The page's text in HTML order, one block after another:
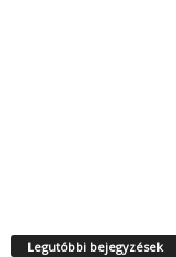
Legutóbbi bejegyzések